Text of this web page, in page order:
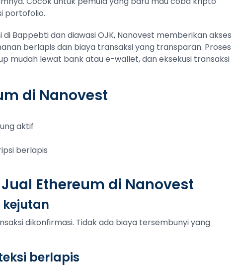
portofolio.
Bappebti dan diawasi OJK, Nanovest memberikan akses
berlapis dan biaya transaksi yang transparan. Proses
mudah lewat bank atau e-wallet, dan eksekusi transaksi
di Nanovest
aktif
berlapis
Ethereum di Nanovest
dikonfirmasi. Tidak ada biaya tersembunyi yang
berlapis